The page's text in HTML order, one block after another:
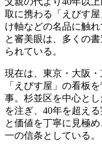
取に携わる「えびす
け軸などの名品に触
と審美眼は、多くの
られている。
現在は、東京・大阪
「えびす屋」の看板
事。杉並区を中心と
を注ぎ、40年を超え
と価値を丁寧に見極
一の信条としている。